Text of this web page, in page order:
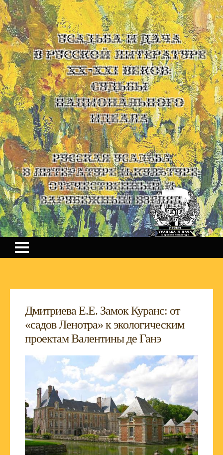
УСАДЬБА И ДАЧА
В РУССКОЙ ЛИТЕРАТУРЕ
XX-XXI ВЕКОВ:
СУДЬБЫ
НАЦИОНАЛЬНОГО
ИДЕАЛА
Русская усадьба
в литературе и культуре:
отечественный и
зарубежный взгляд
Дмитриева Е.Е. Замок Куранс: от
«садов Ленотра» к экологическим
проектам Валентины де Ганэ